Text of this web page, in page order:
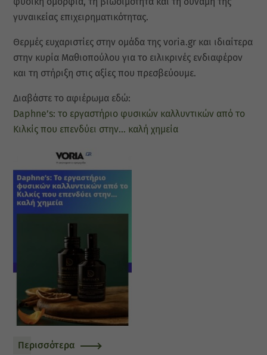
γυναικείας επιχειρηματικότητας.
Θερμές ευχαριστίες στην ομάδα της voria.gr και ιδιαίτερα
στην κυρία Μαθιοπούλου για το ειλικρινές ενδιαφέρον
και τη στήριξη στις αξίες που πρεσβεύουμε.
Διαβάστε το αφιέρωμα εδώ:
Daphne’s: το εργαστήριο φυσικών καλλυντικών από το
Κιλκίς που επενδύει στην… καλή χημεία
Περισσότερα